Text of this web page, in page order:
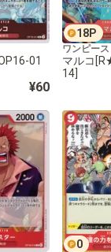
01
¥60
18P
ワンピース
マルコ
14]
0